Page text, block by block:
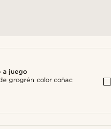
a juego
grogrén color coñac